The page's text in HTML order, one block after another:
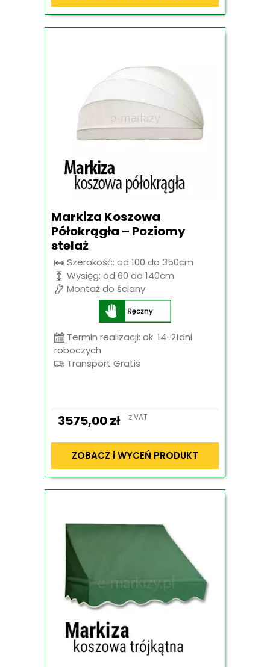
Markiza Koszowa
Półokrągła – Poziomy
stelaż
Szerokość: od 100 do 350cm
Wysięg: od 60 do 140cm
Montaż do ściany
Termin realizacji: ok. 14-21dni
roboczych
Transport Gratis
3575,00zł z VAT
ZOBACZ i WYCEŃ PRODUKT